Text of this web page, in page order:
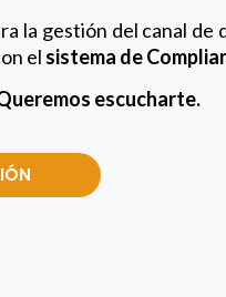
la gestión del canal de
el sistema de
escucharte.